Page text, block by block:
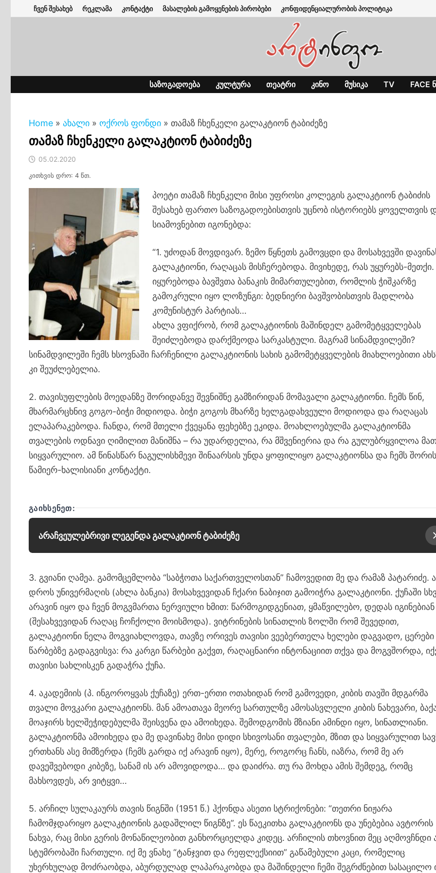
to
ჩვენ შესახებ რეკლამა კონტაქტი მასალების გამოყენების პირობები კონფიდენციალურობის პოლიტიკა
ᲡᲐᲖᲝᲒᲐᲓᲝᲔᲑᲐ ᲙᲣᲚᲢᲣᲠᲐ ᲗᲔᲐᲢᲠᲘ ᲙᲘᲜᲝ ᲛᲣᲡᲘᲙᲐ TV FACE
Home » ახალი » ოქროს ფონდი » თამაზ ჩხენკელი გალაკტიონ ტაბიძეზე
თამაზ ჩხენკელი გალაკტიონ ტაბიძეზე
05.02.2020
კითხვის დრო: 4 წთ.
პოეტი თამაზ ჩხენკელი მისი უფროსი კოლეგის გალაკტიონ ტაბიძის
შესახებ ფართო საზოგადოებისთვის უცნობ ისტორიებს ყოველთვის
სიამოვნებით იგონებდა:
“1. უძოდან მოვდივარ. ზემო წყნეთს გამოვცდი და მოსახვევში
გალაკტიონი, რაღაცას მისჩერებოდა. მივიხედე, რას უყურებს-მეთქი.
იყურებოდა ბავშვთა ბანაკის მიმართულებით, რომლის ჭიშკარზე
გამოკრული იყო ლოზუნგი: ბედნიერი ბავშვობისთვის მადლობა
კომუნისტურ პარტიას…
ახლა ვფიქრობ, რომ გალაკტიონის მაშინდელ გამომეტყველებას
შეიძლებოდა დარქმეოდა სარკასტული. მაგრამ სინამდვილეში?
სინამდვილეში ჩემს ხსოვნაში ჩარჩენილი გალაკტიონის სახის გამომეტყველების მიახლოებითი
კი შეუძლებელია.
2. თავისუფლების მოედანზე შორიდანვე შევნიშნე გამზირიდან მომავალი გალაკტიონი. ჩემს წინ,
მხარმარცხნივ გოგო-ბიჭი მიდიოდა. ბიჭი გოგოს მხარზე ხელგადახვეული მოდიოდა და რაღაცას
ელაპარაკებოდა. ჩანდა, რომ მთელი ქვეყანა ფეხებზე ეკიდა. მოახლოებულმა გალაკტიონმა
თვალების ოდნავი ღიმილით მანიშნა – რა უდარდელია, რა მშვენიერია და რა გულუბრყვილოა
სიყვარულიო. ამ წინასწარ ნაგულისხმევი შინაარსის უნდა ყოფილიყო გალაკტიონსა და ჩემს
წამიერ-ხალისიანი კონტაქტი.
ᲒᲐᲘᲮᲡᲔᲜᲔᲗ:
არაჩვეულებრივი ლეგენდა გალაკტიონ ტაბიძეზე
3. გვიანი ღამეა. გამომცემლობა “საბჭოთა საქართველოსთან” ჩამოვედით მე და რამაზ პატარიძე.
დროს უნივერმაღის (ახლა ბანკია) მოსახვევიდან ჩქარი ნაბიჯით გამოიჭრა გალაკტიონი. ქუჩაში
არავინ იყო და ჩვენ მოგვმართა ნერვიული ხმით: წარმოგიდგენიათ, ყმაწვილებო, დედას იგინებიან
(შესახვევიდან რაღაც ჩოჩქოლი მოისმოდა). ვიტრინების სინათლის ზოლში რომ შევედით,
გალაკტიონი ნელა მოგვიახლოვდა, თავზე ორივეს თავისი ვეებერთელა ხელები დაგვადო, ცერები
წარბებზე გადაგვისვა: რა კარგი წარბები გაქვთ, რაღაცნაირი ინტონაციით თქვა და მოგვშორდა,
თავისი სახლისკენ გადაჭრა ქუჩა.
4. აკადემიის (პ. ინგოროყვას ქუჩაზე) ერთ-ერთი ოთახიდან რომ გამოვედი, კიბის თავში მდგარმა
თვალი მოვკარი გალაკტიონს. მან ამოათავა მეორე სართულზე ამოსასვლელი კიბის ნახევარი,
მოაჯირს ხელშეჭიდებულმა შეისვენა და ამოიხედა. შემოდგომის მზიანი ამინდი იყო, სინათლიანი.
გალაკტიონმა ამოიხედა და მე დავინახე მისი დიდი სხივოსანი თვალები, მზით და სიყვარულით
ერთხანს ასე მიმზერდა (ჩემს გარდა იქ არავინ იყო), მერე, როგორც ჩანს, იაზრა, რომ მე არ
დავეშვებოდი კიბეზე, სანამ ის არ ამოვიდოდა… და დაიძრა. თუ რა მოხდა ამის შემდეგ, რომც
მახსოვდეს, არ ვიტყვი…
5. არჩილ სულაკაურს თავის წიგნში (1951 წ.) ჰქონდა ასეთი სტრიქონები: “თეთრი ნიჟარა
ჩამომჯდარიყო გალაკტიონის გადაშლილ წიგნზე”. ეს წაეკითხა გალაკტიონს და უნებებია ავტორის
ნახვა, რაც მისი გერის მონაწილეობით განხორციელდა კიდეც. არჩილის თხოვნით მეც აღმოვჩნდი
სტუმრობაში ჩართული. იქ მე ვნახე “ტანჯვით და რეფლექსიით” გაწამებული კაცი, რომელიც
უხერხულად მოძრაობდა, აბურდულად ლაპარაკობდა და მაშინდელი ჩემი შეგრძნებით სასაცილო